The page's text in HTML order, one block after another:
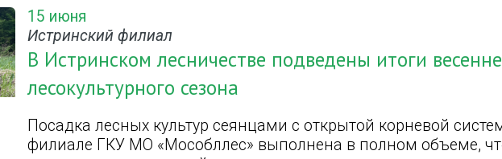
15 июня
Истринский филиал
В Истринском лесничестве подведены итоги
лесокультурного сезона
Посадка лесных культур сеянцами с открытой корневой
филиале ГКУ МО «Мособллес» выполнена в полном объеме,